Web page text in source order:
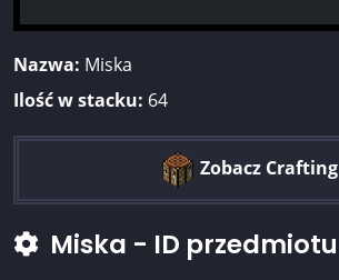
Nazwa: Miska
Ilość w stacku: 64
Zobacz Crafting
Miska - ID przedmiotu